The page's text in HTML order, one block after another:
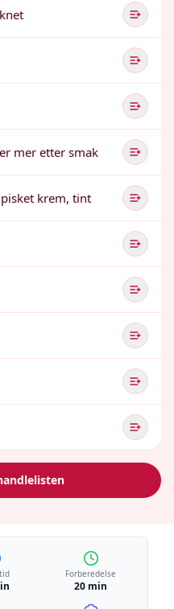
mer etter smak
krem, tint
Forberedelse
20 min